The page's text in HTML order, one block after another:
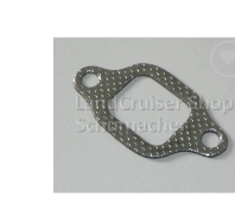
Zum
Merkzettel
hinzufügen